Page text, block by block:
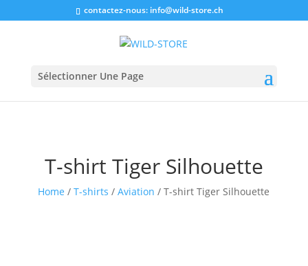
contactez-nous: info@wild-store.ch
Sélectionner Une Page
T-shirt Tiger Silhouette
Home /T-shirts /Aviation / T-shirt Tiger Silhouette